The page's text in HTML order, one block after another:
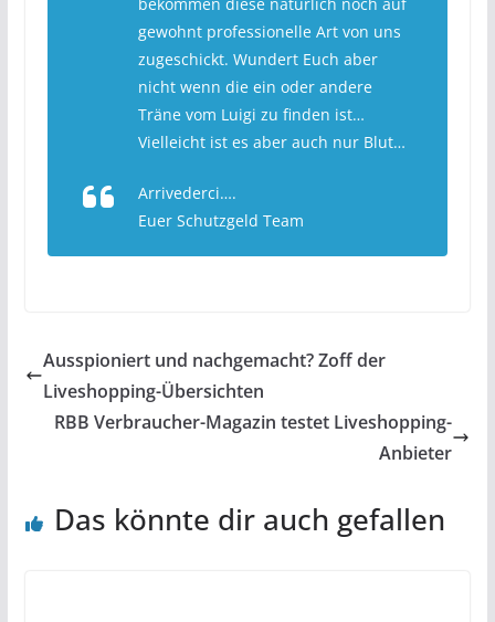
gewohnt professionelle Art von uns
zugeschickt. Wundert Euch aber
nicht wenn die ein oder andere
Träne vom Luigi zu finden ist…
Vielleicht ist es aber auch nur Blut…
Arrivederci….
Euer Schutzgeld Team
Ausspioniert und nachgemacht? Zoff der
Liveshopping-Übersichten
RBB Verbraucher-Magazin testet Liveshopping-
Anbieter
Das könnte dir auch gefallen